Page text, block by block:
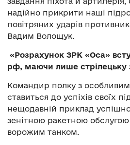
надійно прикрити наші
повітряних ударів
Вадим Волощук.
«Розрахунок ЗРК «Оса»
рф, маючи лише стрілецьку
Командир полку з
ставиться до успіхів своїх
нещодавній приклад
зенітною ракетною
ворожим танком.